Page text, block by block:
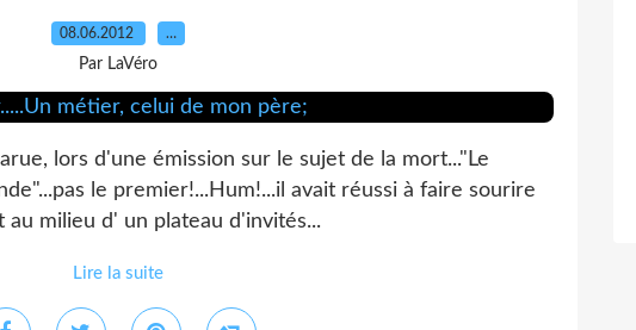
08.06.2012 …
Par LaVéro
lors d'une émission sur le sujet de la mort..."Le
le premier!...Hum!...il avait réussi à faire sourire
milieu d' un plateau d'invités...
Lire la suite